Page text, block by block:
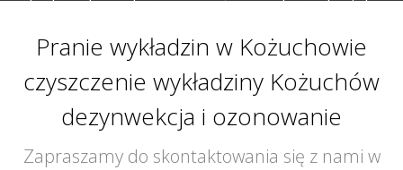
Pranie wykładzin w Kożuchowie
czyszczenie wykładziny Kożuchów
dezynwekcja i ozonowanie
Zapraszamy do skontaktowania się z nami w